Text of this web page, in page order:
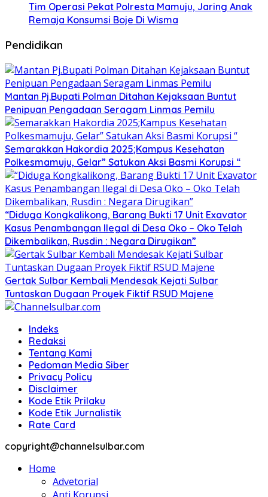
Tim Operasi Pekat Polresta Mamuju, Jaring Anak
Remaja Konsumsi Boje Di Wisma
Pendidikan
Mantan Pj.Bupati Polman Ditahan Kejaksaan Buntut
Penipuan Pengadaan Seragam Linmas Pemilu
Semarakkan Hakordia 2025;Kampus Kesehatan
Polkesmamuju, Gelar” Satukan Aksi Basmi Korupsi “
“Diduga Kongkalikong, Barang Bukti 17 Unit Exavator
Kasus Penambangan Ilegal di Desa Oko – Oko Telah
Dikembalikan, Rusdin : Negara Dirugikan”
Gertak Sulbar Kembali Mendesak Kejati Sulbar
Tuntaskan Dugaan Proyek Fiktif RSUD Majene
Indeks
Redaksi
Tentang Kami
Pedoman Media Siber
Privacy Policy
Disclaimer
Kode Etik Prilaku
Kode Etik Jurnalistik
Rate Card
copyright@channelsulbar.com
Home
Advetorial